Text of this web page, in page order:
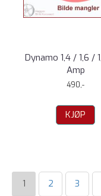
Dynamo 1,4 / 1,6 /
Amp
490,-
KJØP
1 2 3